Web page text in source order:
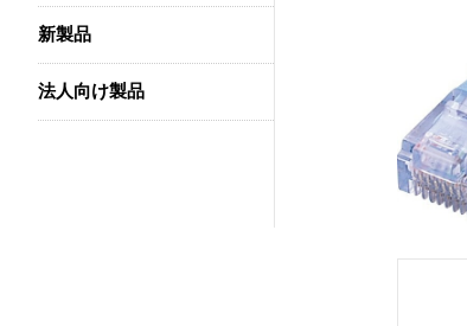
新製品
法人向け製品